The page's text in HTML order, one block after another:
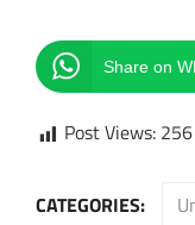
Share on
Post Views: 256
CATEGORIES: